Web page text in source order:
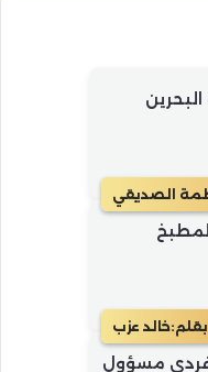
الصديقي
بقلم:خالد عزب
فردي مسؤول